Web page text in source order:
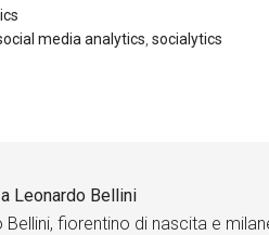
Li
e
media analytics socialytics
Leonardo Bellini
Bellini, fiorentino di nascita e